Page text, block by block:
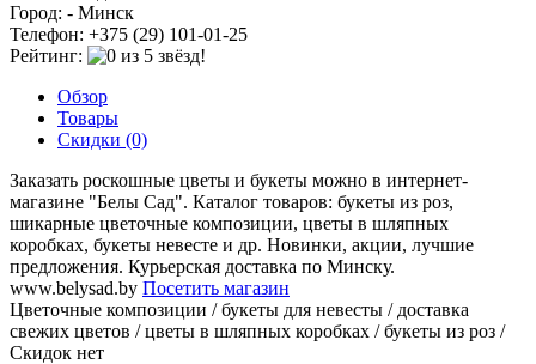
Город: - Минск
Телефон: +375 (29) 101-01-25
Рейтинг:
Обзор
Товары
Скидки (0)
Заказать роскошные цветы и букеты можно в интернет-
магазине "Белы Сад". Каталог товаров: букеты из роз,
шикарные цветочные композиции, цветы в шляпных
коробках, букеты невесте и др. Новинки, акции, лучшие
предложения. Курьерская доставка по Минску.
www.belysad.by Посетить магазин
Цветочные композиции / букеты для невесты / доставка
свежих цветов / цветы в шляпных коробках / букеты из роз /
Скидок нет